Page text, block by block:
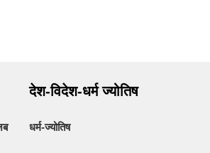
देश-विदेश-धर्म ज्योतिष
धर्म-ज्योतिष